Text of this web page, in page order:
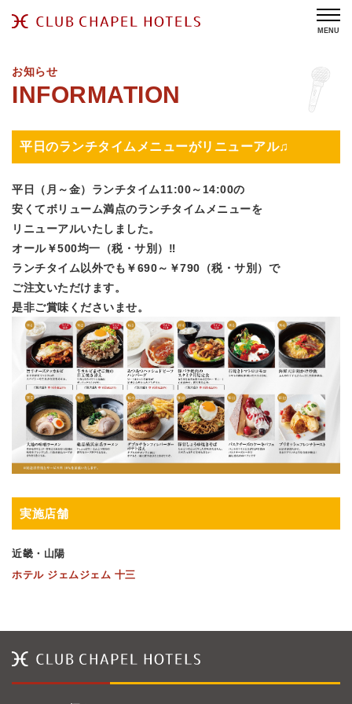
MENU
お知らせ
平日のランチタイムメニューがリニューアル♫
平日（月～金）ランチタイム11:00～14:00の
安くてボリューム満点のランチタイムメニューを
リニューアルいたしました。
オール￥500均一（税・サ別）‼
ランチタイム以外でも￥690～￥790（税・サ別）で
ご注文いただけます。
是非ご賞味くださいませ。
実施店舗
近畿・山陽
ホテル ジェムジェム 十三